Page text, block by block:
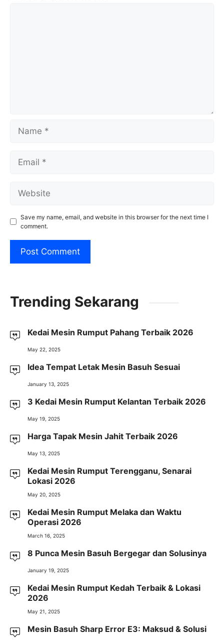
Save my name, email, and website in this browser for the next time I
comment.
Trending Sekarang
Kedai Mesin Rumput Pahang Terbaik 2026
May 22, 2025
Idea Tempat Letak Mesin Basuh Sesuai
January 13, 2025
3 Kedai Mesin Rumput Kelantan Terbaik 2026
May 19, 2025
Harga Tapak Mesin Jahit Terbaik 2026
May 13, 2025
Kedai Mesin Rumput Terengganu, Senarai
Lokasi 2026
May 20, 2025
Kedai Mesin Rumput Melaka dan Waktu
Operasi 2026
March 16, 2025
8 Punca Mesin Basuh Bergegar dan Solusinya
January 19, 2025
Kedai Mesin Rumput Kedah Terbaik & Lokasi
2026
May 21, 2025
Mesin Basuh Sharp Error E3: Maksud & Solusi